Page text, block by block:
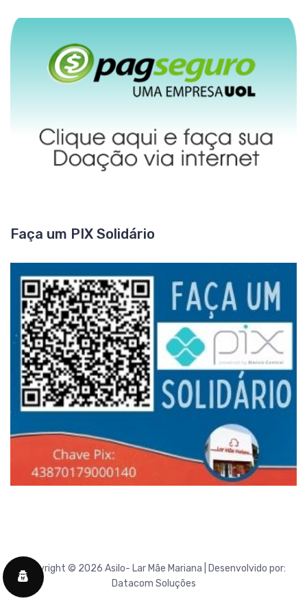
Faça um PIX Solidário
Copyright © 2026 Asilo- Lar Mãe Mariana | Desenvolvido por:
Datacom Soluções